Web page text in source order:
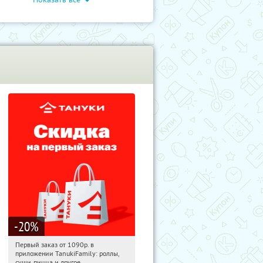
-20%
10:07:01 Получили:
Россия
Первый заказ от 1090р. в
приложении TanukiFamily: роллы,